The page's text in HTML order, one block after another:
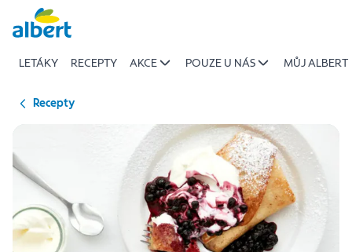
Přeskočit
LETÁKY RECEPTY AKCE POUZE U NÁS MŮJ ALBERT
Recepty